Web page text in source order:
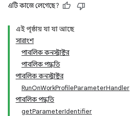
এটি কাজে লেগেছে?
এই পৃষ্ঠায় যা যা আছে
সারাংশ
পাবলিক কনস্ট্রাক্টর
পাবলিক পদ্ধতি
পাবলিক কনস্ট্রাক্টর
RunOnWorkProfileParameterHandler
পাবলিক পদ্ধতি
getParameterIdentifier